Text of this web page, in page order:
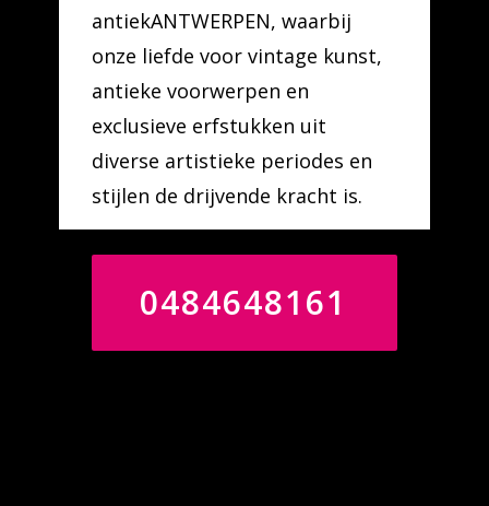
antiekANTWERPEN, waarbij
onze liefde voor vintage kunst,
antieke voorwerpen en
exclusieve erfstukken uit
diverse artistieke periodes en
stijlen de drijvende kracht is.
0484648161